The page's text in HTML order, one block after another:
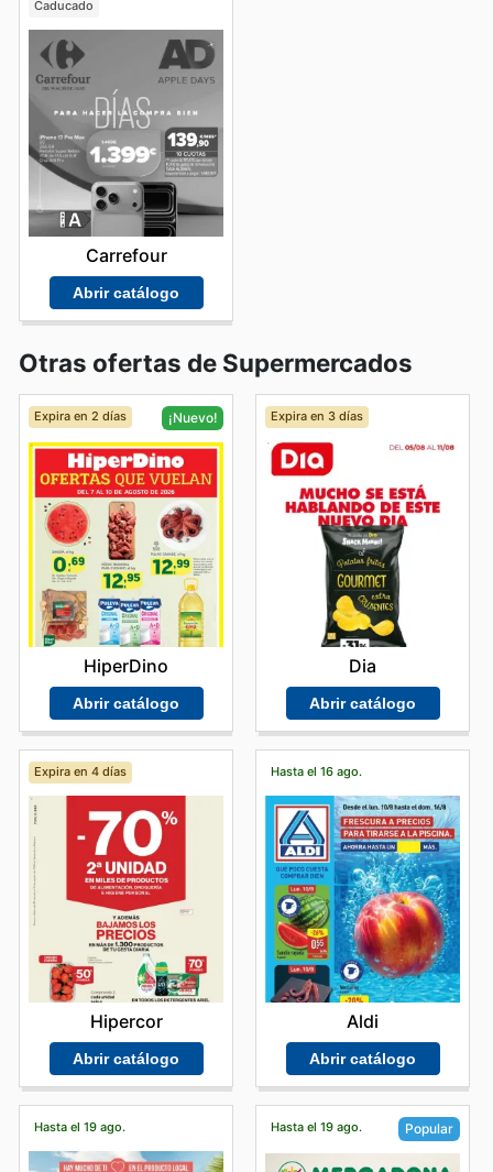
Caducado
Carrefour
Abrir catálogo
Otras ofertas de Supermercados
Expira en 2 días ¡Nuevo!
HiperDino
Abrir catálogo
Expira en 3 días
Dia
Abrir catálogo
Expira en 4 días
Hipercor
Abrir catálogo
Hasta el 16 ago.
Aldi
Abrir catálogo
Hasta el 19 ago. Hasta el 19 ago. Popular